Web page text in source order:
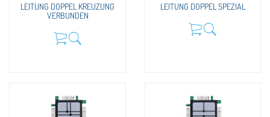
LEITUNG DOPPEL KREUZUNG
VERBUNDEN
LEITUNG DOPPEL SPEZIAL